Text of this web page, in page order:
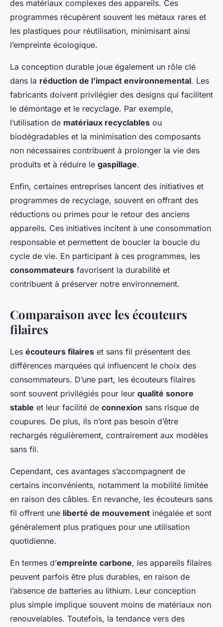
des matériaux complexes des appareils. Ces
programmes récupèrent souvent les métaux rares et
les plastiques pour réutilisation, minimisant ainsi
l’empreinte écologique.
La conception durable joue également un rôle clé
dans la réduction de l’impact environnemental. Les
fabricants doivent privilégier des designs qui facilitent
le démontage et le recyclage. Par exemple,
l’utilisation de matériaux recyclables ou
biodégradables et la minimisation des composants
non nécessaires contribuent à prolonger la vie des
produits et à réduire le gaspillage.
Enfin, certaines entreprises lancent des initiatives et
programmes de recyclage, souvent en offrant des
réductions ou primes pour le retour des anciens
appareils. Ces initiatives incitent à une consommation
responsable et permettent de boucler la boucle du
cycle de vie. En participant à ces programmes, les
consommateurs favorisent la durabilité et
contribuent à préserver notre environnement.
Comparaison avec les écouteurs
filaires
Les écouteurs filaires et sans fil présentent des
différences marquées qui influencent le choix des
consommateurs. D’une part, les écouteurs filaires
sont souvent privilégiés pour leur qualité sonore
stable et leur facilité de connexion sans risque de
coupures. De plus, ils n’ont pas besoin d’être
rechargés régulièrement, contrairement aux modèles
sans fil.
Cependant, ces avantages s’accompagnent de
certains inconvénients, notamment la mobilité limitée
en raison des câbles. En revanche, les écouteurs sans
fil offrent une liberté de mouvement inégalée et sont
généralement plus pratiques pour une utilisation
quotidienne.
En termes d’empreinte carbone, les appareils filaires
peuvent parfois être plus durables, en raison de
l’absence de batteries au lithium. Leur conception
plus simple implique souvent moins de matériaux non
renouvelables. Toutefois, la tendance vers des